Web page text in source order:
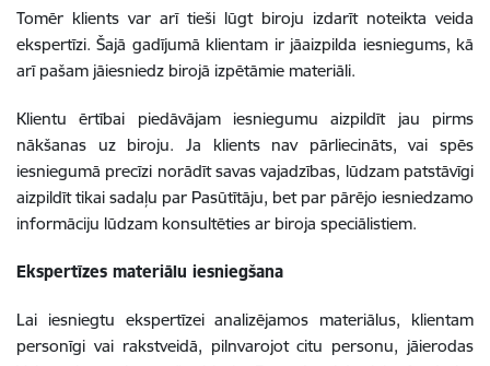
Tomēr klients var arī tieši lūgt biroju izdarīt noteikta veida
ekspertīzi. Šajā gadījumā klientam ir jāaizpilda iesniegums, kā
arī pašam jāiesniedz birojā izpētāmie materiāli.
Klientu ērtībai piedāvājam iesniegumu aizpildīt jau pirms
nākšanas uz biroju. Ja klients nav pārliecināts, vai spēs
iesniegumā precīzi norādīt savas vajadzības, lūdzam patstāvīgi
aizpildīt tikai sadaļu par Pasūtītāju, bet par pārējo iesniedzamo
informāciju lūdzam konsultēties ar biroja speciālistiem.
Ekspertīzes materiālu iesniegšana
Lai iesniegtu ekspertīzei analizējamos materiālus, klientam
personīgi vai rakstveidā, pilnvarojot citu personu, jāierodas